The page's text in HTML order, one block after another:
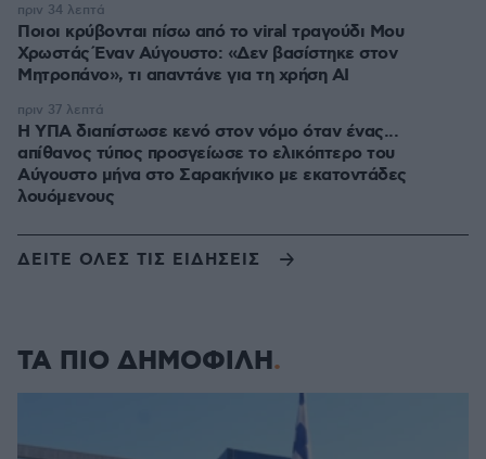
Ποιοι κρύβονται πίσω από το viral τραγούδι Μου
Χρωστάς Έναν Αύγουστο: «Δεν βασίστηκε στον
Μητροπάνο», τι απαντάνε για τη χρήση AI
πριν 34 λεπτά
Η ΥΠΑ διαπίστωσε κενό στον νόμο όταν ένας...
απίθανος τύπος προσγείωσε το ελικόπτερο του
Αύγουστο μήνα στο Σαρακήνικο με εκατοντάδες
λουόμενους
πριν 37 λεπτά
ΔΕΙΤΕ ΟΛΕΣ ΤΙΣ ΕΙΔΗΣΕΙΣ
ΤΑ ΠΙΟ ΔΗΜΟΦΙΛΗ